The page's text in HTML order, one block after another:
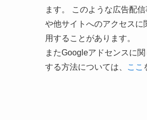
ます。 このような広告配
や他サイトへのアクセスに
用することがあります。
またGoogleアドセンスに
する方法については、
ここ